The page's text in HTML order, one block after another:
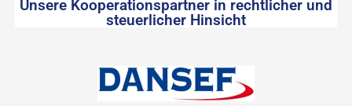
Unsere Kooperationspartner in rechtlicher und
steuerlicher Hinsicht